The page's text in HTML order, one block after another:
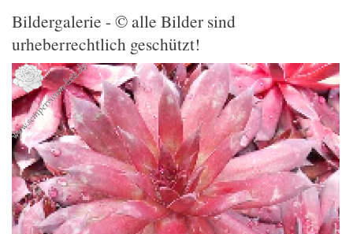
Bildergalerie - © alle Bilder sind
urheberrechtlich geschützt!